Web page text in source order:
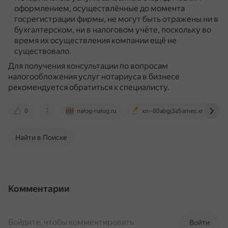
оформлением, осуществлённые до момента
госрегистрации фирмы, не могут быть отражены ни в
бухгалтерском, ни в налоговом учёте, поскольку во
время их осуществления компании ещё не
существовало.
Для получения консультации по вопросам
налогообложения услуг нотариуса в бизнесе
рекомендуется обратиться к специалисту.
0 nalog-nalog.ru xn--80abgj3a5ames.xn--p1ai
Найти в Поиске
Комментарии
Войти
Войдите, чтобы комментировать